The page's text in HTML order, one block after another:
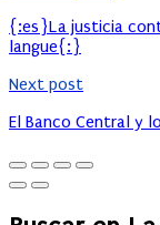
{:es}La justicia
langue{:}
Next post
El Banco Central y